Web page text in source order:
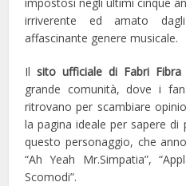
irriverente ed amato
affascinante genere musicale.
Ilsito ufficiale di Fabri Fibra
grande comunità, dove i
ritrovano per scambiare
la pagina ideale per sapere
questo personaggio, che
“Ah Yeah Mr.Simpatia”,
Scomodi”.